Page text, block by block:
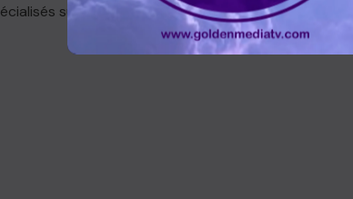
sur le sujet.